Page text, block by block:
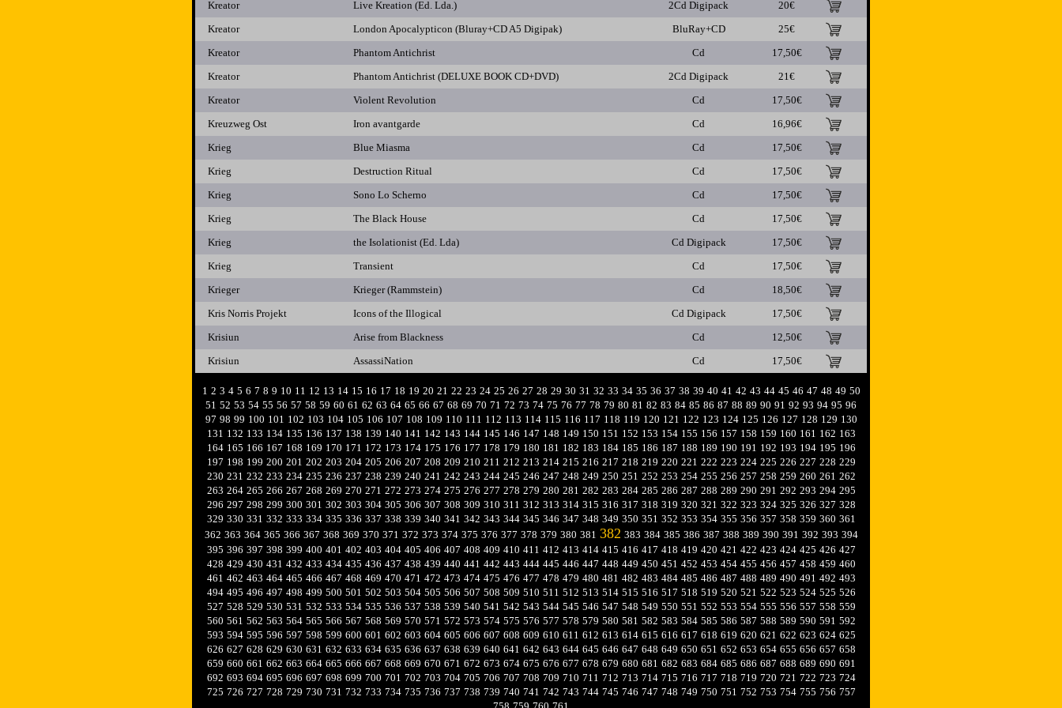
Kreator
Live Kreation (Ed. Lda.) 2Cd Digipack
20€
Kreator
London Apocalypticon (Bluray+CD A5 Digipak) BluRay+CD
25€
Kreator
Phantom Antichrist Cd
17,50€
Kreator
Phantom Antichrist (DELUXE BOOK CD+DVD) 2Cd Digipack
21€
Kreator
Violent Revolution Cd
17,50€
Kreuzweg Ost
Iron avantgarde Cd
16,96€
Krieg
Blue Miasma Cd
17,50€
Krieg
Destruction Ritual Cd
17,50€
Krieg
Sono Lo Scherno Cd
17,50€
Krieg
The Black House Cd
17,50€
Krieg
the Isolationist (Ed. Lda) Cd Digipack
17,50€
Krieg
Transient Cd
17,50€
Krieger
Krieger (Rammstein) Cd
18,50€
Kris Norris Projekt
Icons of the Illogical Cd Digipack
17,50€
Krisiun
Arise from Blackness Cd
12,50€
Krisiun
AssassiNation Cd 17,50€
1 2 3 4 5 6 7 8 9 10 11 12 13 14 15 16 17 18 19 20 21 22 23 24 25 26 27 28 29 30 31 32 33 34 35 36 37 38 39 40 41 42 43 44 45 46 47 48 49 50
51 52 53 54 55 56 57 58 59 60 61 62 63 64 65 66 67 68 69 70 71 72 73 74 75 76 77 78 79 80 81 82 83 84 85 86 87 88 89 90 91 92 93 94 95 96
97 98 99 100 101 102 103 104 105 106 107 108 109 110 111 112 113 114 115 116 117 118 119 120 121 122 123 124 125 126 127 128 129 130
131 132 133 134 135 136 137 138 139 140 141 142 143 144 145 146 147 148 149 150 151 152 153 154 155 156 157 158 159 160 161 162 163
164 165 166 167 168 169 170 171 172 173 174 175 176 177 178 179 180 181 182 183 184 185 186 187 188 189 190 191 192 193 194 195 196
197 198 199 200 201 202 203 204 205 206 207 208 209 210 211 212 213 214 215 216 217 218 219 220 221 222 223 224 225 226 227 228 229
230 231 232 233 234 235 236 237 238 239 240 241 242 243 244 245 246 247 248 249 250 251 252 253 254 255 256 257 258 259 260 261 262
263 264 265 266 267 268 269 270 271 272 273 274 275 276 277 278 279 280 281 282 283 284 285 286 287 288 289 290 291 292 293 294 295
296 297 298 299 300 301 302 303 304 305 306 307 308 309 310 311 312 313 314 315 316 317 318 319 320 321 322 323 324 325 326 327 328
329 330 331 332 333 334 335 336 337 338 339 340 341 342 343 344 345 346 347 348 349 350 351 352 353 354 355 356 357 358 359 360 361
362 363 364 365 366 367 368 369 370 371 372 373 374 375 376 377 378 379 380 381 382 383 384 385 386 387 388 389 390 391 392 393 394
395 396 397 398 399 400 401 402 403 404 405 406 407 408 409 410 411 412 413 414 415 416 417 418 419 420 421 422 423 424 425 426 427
428 429 430 431 432 433 434 435 436 437 438 439 440 441 442 443 444 445 446 447 448 449 450 451 452 453 454 455 456 457 458 459 460
461 462 463 464 465 466 467 468 469 470 471 472 473 474 475 476 477 478 479 480 481 482 483 484 485 486 487 488 489 490 491 492 493
494 495 496 497 498 499 500 501 502 503 504 505 506 507 508 509 510 511 512 513 514 515 516 517 518 519 520 521 522 523 524 525 526
527 528 529 530 531 532 533 534 535 536 537 538 539 540 541 542 543 544 545 546 547 548 549 550 551 552 553 554 555 556 557 558 559
560 561 562 563 564 565 566 567 568 569 570 571 572 573 574 575 576 577 578 579 580 581 582 583 584 585 586 587 588 589 590 591 592
593 594 595 596 597 598 599 600 601 602 603 604 605 606 607 608 609 610 611 612 613 614 615 616 617 618 619 620 621 622 623 624 625
626 627 628 629 630 631 632 633 634 635 636 637 638 639 640 641 642 643 644 645 646 647 648 649 650 651 652 653 654 655 656 657 658
659 660 661 662 663 664 665 666 667 668 669 670 671 672 673 674 675 676 677 678 679 680 681 682 683 684 685 686 687 688 689 690 691
692 693 694 695 696 697 698 699 700 701 702 703 704 705 706 707 708 709 710 711 712 713 714 715 716 717 718 719 720 721 722 723 724
725 726 727 728 729 730 731 732 733 734 735 736 737 738 739 740 741 742 743 744 745 746 747 748 749 750 751 752 753 754 755 756 757